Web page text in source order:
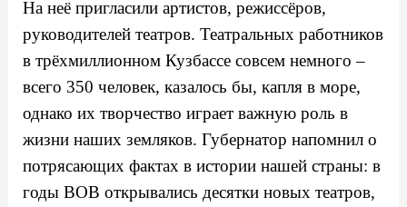
На неё пригласили артистов, режиссёров,
руководителей театров. Театральных работников
в трёхмиллионном Кузбассе совсем немного –
всего 350 человек, казалось бы, капля в море,
однако их творчество играет важную роль в
жизни наших земляков. Губернатор напомнил о
потрясающих фактах в истории нашей страны: в
годы ВОВ открывались десятки новых театров,